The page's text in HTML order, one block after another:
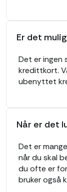
Er det
Det er ingen
kredittkort.
ubenyttet
Når er det
Det er
når du skal
du ofte er
bruker også